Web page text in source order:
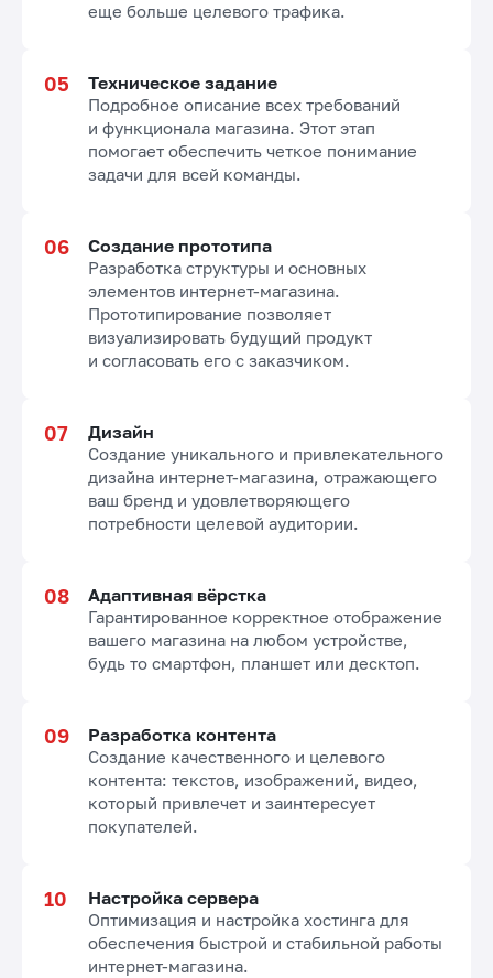
еще больше целевого трафика.
Техническое задание
Подробное описание всех требований
и функционала магазина. Этот этап
помогает обеспечить четкое понимание
задачи для всей команды.
Создание прототипа
Разработка структуры и основных
элементов интернет-магазина.
Прототипирование позволяет
визуализировать будущий продукт
и согласовать его с заказчиком.
Дизайн
Создание уникального и привлекательного
дизайна интернет-магазина, отражающего
ваш бренд и удовлетворяющего
потребности целевой аудитории.
Адаптивная вёрстка
Гарантированное корректное отображение
вашего магазина на любом устройстве,
будь то смартфон, планшет или десктоп.
Разработка контента
Создание качественного и целевого
контента: текстов, изображений, видео,
который привлечет и заинтересует
покупателей.
Настройка сервера
Оптимизация и настройка хостинга для
обеспечения быстрой и стабильной работы
интернет-магазина.